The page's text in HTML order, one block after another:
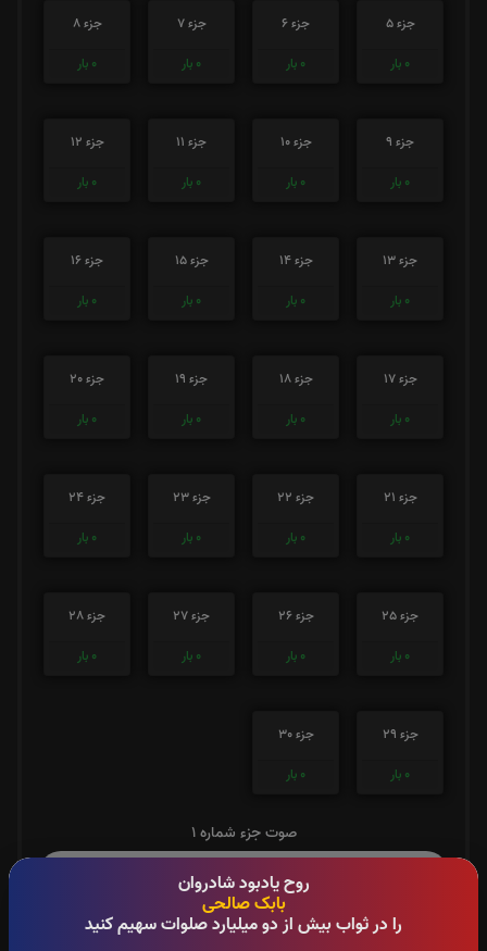
روح یادبود شادروان
بابک صالحی
را در ثواب بیش از دو میلیارد صلوات سهیم کنید
جزء 5
0 بار
جزء 6
0 بار
جزء 7
0 بار
جزء 8
0 بار
جزء 9
0 بار
جزء 10
0 بار
جزء 11
0 بار
جزء 12
0 بار
جزء 13
0 بار
جزء 14
0 بار
جزء 15
0 بار
جزء 16
0 بار
جزء 17
0 بار
جزء 18
0 بار
جزء 19
0 بار
جزء 20
0 بار
جزء 21
0 بار
جزء 22
0 بار
جزء 23
0 بار
جزء 24
0 بار
جزء 25
0 بار
جزء 26
0 بار
جزء 27
0 بار
جزء 28
0 بار
جزء 29
0 بار
جزء 30
0 بار
صوت جزء شماره 1
صوت جزء شماره 2